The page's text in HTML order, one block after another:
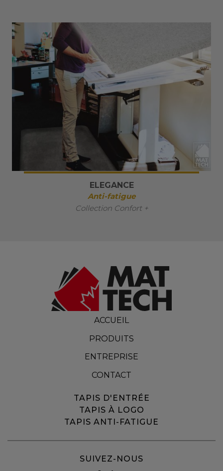
ELEGANCE
Anti-fatigue
Collection Confort +
ACCUEIL
PRODUITS
ENTREPRISE
CONTACT
TAPIS D'ENTRÉE
TAPIS À LOGO
TAPIS ANTI-FATIGUE
SUIVEZ-NOUS